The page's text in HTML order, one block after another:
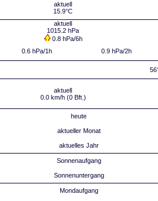
aktuell
15.9°C
aktuell
1015.2 hPa
0.8 hPa/6h
0.6 hPa/1h
0.9 hPa/2h
aktuell
0.0 km/h (0 Bft.)
heute
aktueller Monat
aktuelles Jahr
Sonnenaufgang
Sonnenuntergang
Mondaufgang